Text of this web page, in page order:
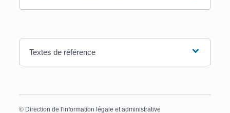
Textes de référence
© Direction de l'information légale et administrative